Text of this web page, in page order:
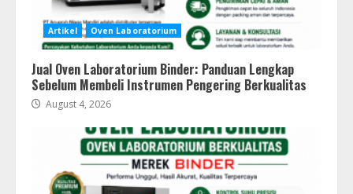
Artikel Oven Laboratorium
Jual Oven Laboratorium Binder: Panduan Lengkap
Sebelum Membeli Instrumen Pengering Berkualitas
August 4, 2026